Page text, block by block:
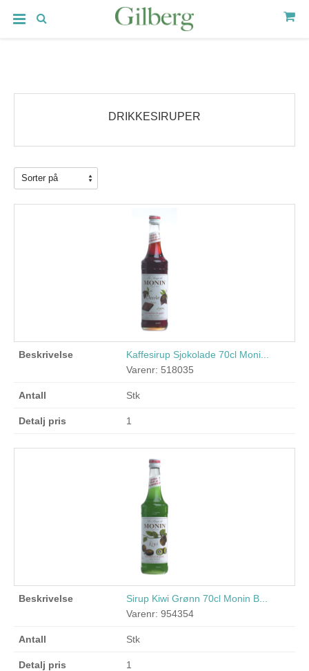
DRIKKESIRUPER
Kaffesirup Sjokolade 70cl Moni...
Varenr: 518035
Stk
1
Sirup Kiwi Grønn 70cl Monin B...
Varenr: 954354
Stk
1